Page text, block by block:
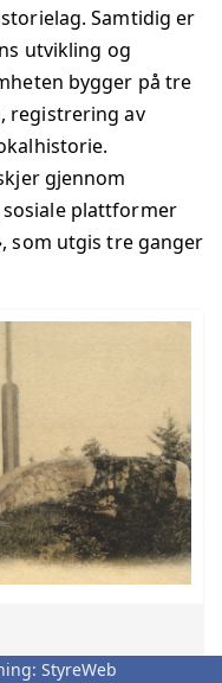
Samtidig er
utvikling og
bygger på tre
registrering av
gjennom
plattformer
som utgis tre ganger
Krimkrigen og
StyreWeb